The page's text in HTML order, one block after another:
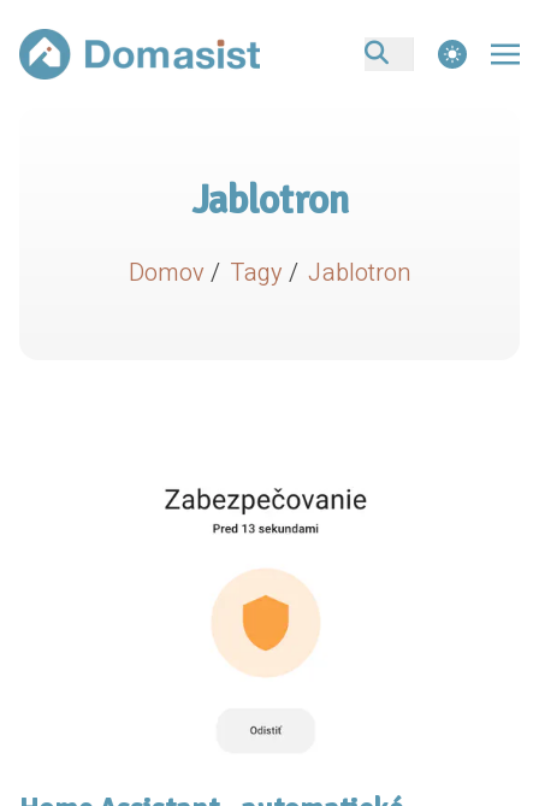
theme switcher
Jablotron
Domov / Tagy / Jablotron